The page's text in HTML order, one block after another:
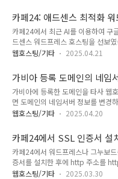
진행 시에 사용되는 도메인으로 방
핑몰에 연결된 다른 도메인으로 리
칩은 서울 서버를 제공하지 않기 때
릴 수 있습니다.빠르면서 가성비 좋
원하는 경우 블루호스트와 비슷한
(ChemiCloud)와 같은 호스팅을 고
우드는 지난해 서울 서버를 도입하
프레스 호스팅 가입 방법 및 워드프
호스팅은 국내호스팅에 비해 디스크
카페24: 애드센스 최적화
카페24에서 최근 AI를 이용하여 구
드센스 워드프레스 호스팅을 선보
스 워드프레스는 애드센스와 쉽게
합니다. 애드센스 승인이 잘 안 되
드프레스 호스팅을 활용하면 도움이
드웨이즈 할인 프로모 코드 & 가입
애드센스 최적화 워드프레스 호스
티스토리 블로그로 수익형 블로그를
까다로워진 것 같습니다.애드센스
AI(인공지능)를 사용하여 애드센스
웹호스팅/기타 2025.04.21
가비아 등록 도메인의 네임
가비아에 등록한 도메인을 타사 웹
면 도메인의 네임서버 정보를 변경
합니다. 이 글에서는 가비아 도메인
등록을 위한 인터페이스가 조금씩
네임칩(Namecheap)에서 등록한
는 방법은 다음 글을 참고해보세요
인 네임서버 변경/DNS 레코드 추
(.net) 등 해외 도메인을 등록하려는
웹호스팅/기타 2025.04.20
카페24에서 SSL 인증서
리디렉션 설정 오류 (feat.
카페24에서 워드프레스나 그누보
증서를 설치한 후에 http 주소를
드를 추가해야 하는 경우가 있습니
웹호스팅/기타 2025.03.30